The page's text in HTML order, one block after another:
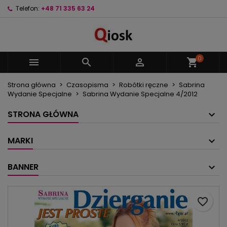
Telefon: +48 71 335 63 24
   shopping_cart0
Strona główna Czasopisma Robótki ręczne
Sabrina
Wydanie Specjalne
Sabrina Wydanie Specjalne 4/2012
STRONA GŁÓWNA
MARKI
BANNER
favorite_border
Nazwa listy życzeń
Anuluj Utwórz listę życzeń
Musisz być zalogowany by zapisać produkty na
swojej liście życzeń.
Anuluj Zaloguj się